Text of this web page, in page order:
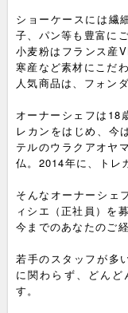
ショーケースには繊
子、パン等も豊富にご
小麦粉はフランス産
寒産など素材にこだ
人気商品は、フォン
オーナーシェフは18
レカンをはじめ、今
テルのウラクアオヤ
仏。2014年に、トレ
そんなオーナーシェ
ィシエ（正社員）を
今までのあなたのご
若手のスタッフが多
に関わらず、どん
す。